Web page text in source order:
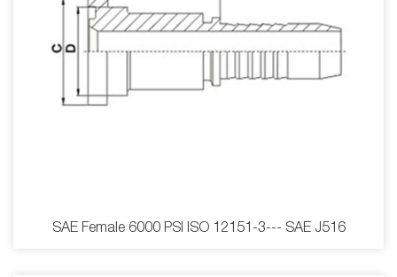
SAE Female 6000 PSI ISO 12151-3--- SAE J516